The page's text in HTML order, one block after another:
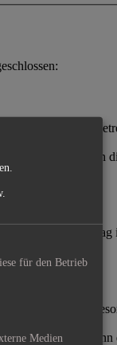
Folgenden
jeweils die an
werden.
deinen Beitrag
Du erklärst
Regeln
für den Betrieb
Medien